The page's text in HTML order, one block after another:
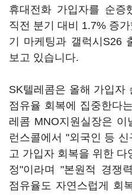
휴대전화 가입자를 순증
직전 분기 대비 1.7% 증
기 마케팅과 갤럭시S26
보고 있습니다.
SK텔레콤은 올해 가입자
점유율 회복에 집중한다
레콤 MNO지원실장은
런스콜에서 "외국인 등
고 가입자 회복을 위한 다
정"이라며 "본원적 경쟁
점유율도 자연스럽게 회